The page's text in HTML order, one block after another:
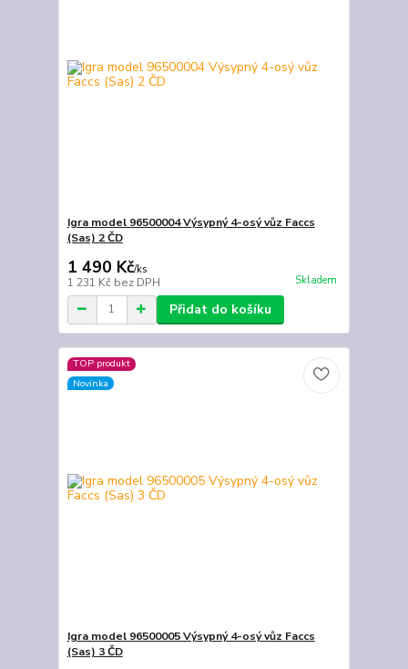
Igra model 96500004 Výsypný 4-osý vůz Faccs
(Sas) 2 ČD
1 490 Kč/ks
1 231 Kč bez DPH Skladem
Přidat do košíku
TOP produkt
Novinka
Igra model 96500005 Výsypný 4-osý vůz Faccs
(Sas) 3 ČD